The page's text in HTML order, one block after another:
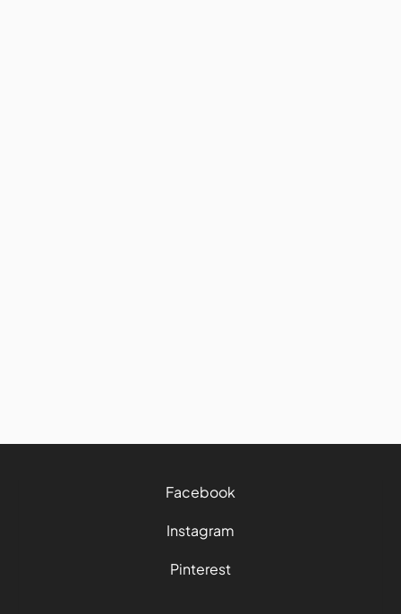
Facebook
Instagram
Pinterest